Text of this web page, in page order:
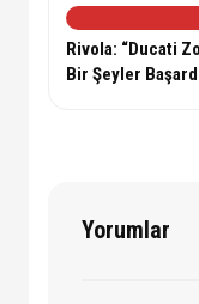
Rivola: “Ducati
Bir Şeyler
Yorumlar